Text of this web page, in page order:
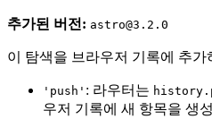
추가된 버전: astro@3.2.0
이 탐색을 브라우저 기록에 추
'push' : 라우터는
우저 기록에 새 항목을 생